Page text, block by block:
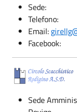
Sede:
Telefono:
Email:
Facebook:
Sede